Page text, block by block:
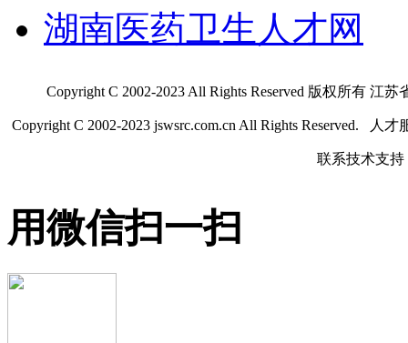
湖南医药卫生人才网
Copyright C 2002-2023 All Rights Reserved 版权所有
Copyright C 2002-2023 jswsrc.com.cn All Rights Reserved. 人
联系技术支持
用微信扫一扫